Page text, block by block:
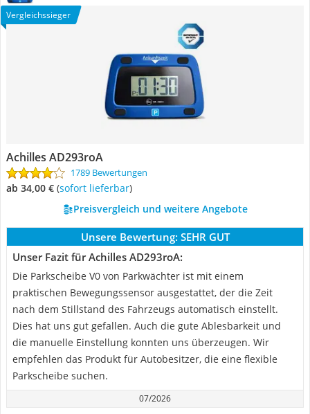
Vergleichssieger
Achilles AD293roA
1789 Bewertungen
ab 34,00 € ( Sofort lieferbar)
Preisvergleich und weitere Angebote
Unsere Bewertung: SEHR GUT
Unser Fazit für Achilles AD293roA:
Die Parkscheibe V0 von Parkwächter ist mit einem
praktischen Bewegungssensor ausgestattet, der die Zeit
nach dem Stillstand des Fahrzeugs automatisch einstellt.
Dies hat uns gut gefallen. Auch die gute Ablesbarkeit und
die manuelle Einstellung konnten uns überzeugen. Wir
empfehlen das Produkt für Autobesitzer, die eine flexible
Parkscheibe suchen.
07/2026